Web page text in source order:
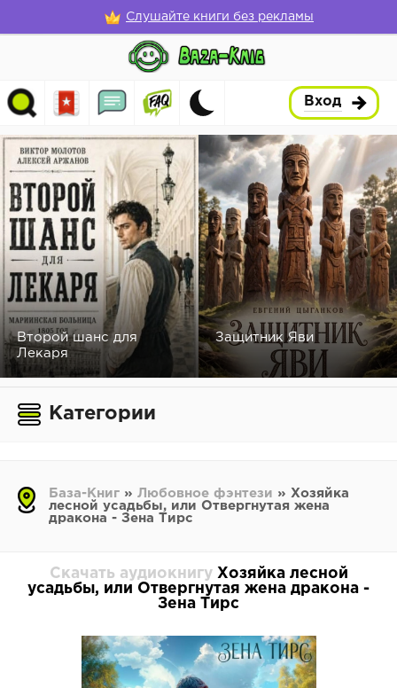
Слушайте книги без рекламы
Вход
Второй шанс для
Лекаря
Защитник Яви
Категории
База-Книг » Любовное фэнтези » Хозяйка
лесной усадьбы, или Отвергнутая жена
дракона - Зена Тирс
Скачать аудиокнигу Хозяйка лесной
усадьбы, или Отвергнутая жена дракона -
Зена Тирс